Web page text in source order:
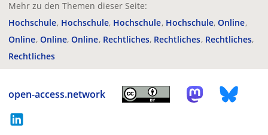
Mehr zu den Themen dieser Seite:
Hochschule Hochschule Hochschule Hochschule Online
Online Online Online Rechtliches Rechtliches Rechtliches
Rechtliches
open-access.network